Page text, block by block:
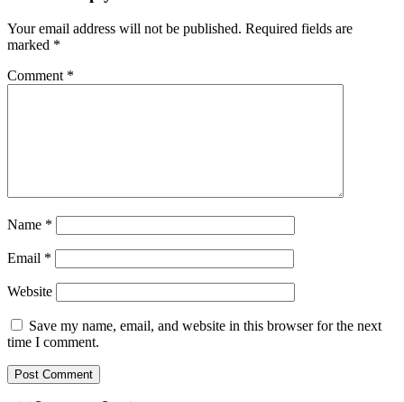
Your email address will not be published. Required fields are
marked *
Comment *
Name *
Email *
Website
Save my name, email, and website in this browser for the next
time I comment.